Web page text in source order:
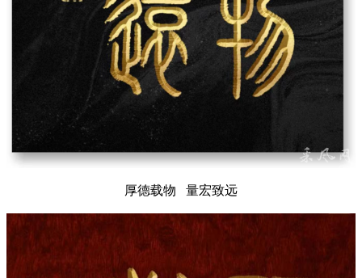
厚德载物 量宏致远